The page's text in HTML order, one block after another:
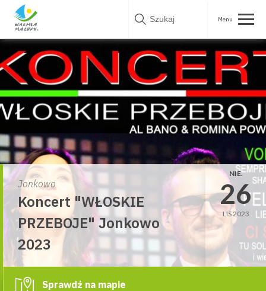
Skip
Jonkowo
Koncert "WŁOSKIE
PRZEBOJE" Jonkowo
2023
NIE.
26
LIS 2023
Sprawdź na mapie